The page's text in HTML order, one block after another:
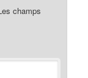
champs